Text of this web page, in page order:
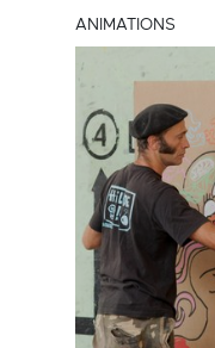
ANIMATIONS